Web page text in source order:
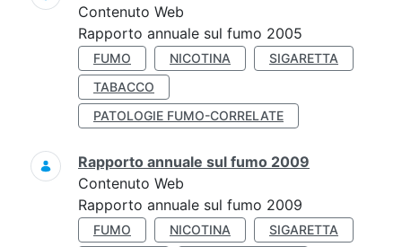
Contenuto Web
Rapporto annuale sul fumo 2005
FUMO NICOTINA
SIGARETTA
TABACCO
PATOLOGIE FUMO-CORRELATE
Rapporto annuale sul fumo 2009
Contenuto Web
Rapporto annuale sul fumo 2009
FUMO NICOTINA
SIGARETTA